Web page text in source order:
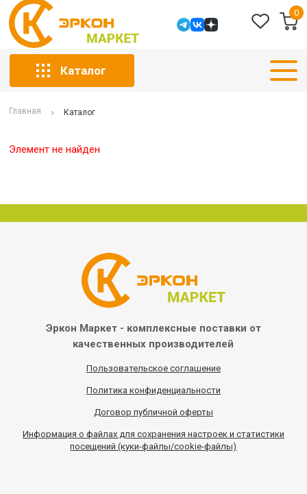
0
Каталог
Главная Каталог
Элемент не найден
Эркон Маркет - комплексные поставки от
качественных производителей
Пользовательское соглашение
Политика конфиденциальности
Договор публичной оферты
Информация о файлах для сохранения настроек и статистики
посещений (куки-файлы/cookie-файлы)